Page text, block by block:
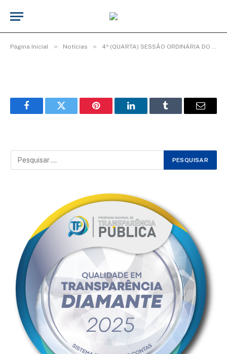
Página Inicial » Notícias » 4ª (QUARTA) SESSÃO ORDINÁRIA DO 3º PERÍODO LEGISLATIVO DA 20ª LEGISLATURA.
WhatsApp Image 2026-02-27 at 09.15.38
FacebookTwitter Pinterest LinkedInTumblr Email